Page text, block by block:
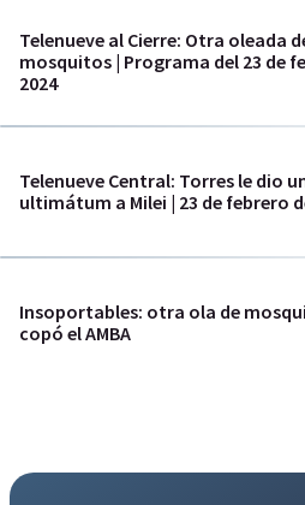
Telenueve al Cierre: Otra oleada
mosquitos | Programa del 23 de
2024
Telenueve Central: Torres le dio
ultimátum a Milei | 23 de febrero
Insoportables: otra ola de
copó el AMBA